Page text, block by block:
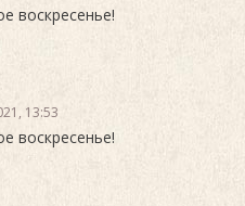
воскресенье!
13:53
воскресенье!